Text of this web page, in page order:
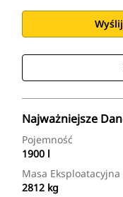
Najważniejsze
Pojemność
1900 l
Masa Eksploatacyjna
2812 kg